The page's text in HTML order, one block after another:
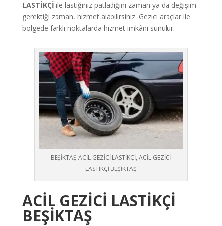
LASTİKÇİ ile lastiğiniz patladığını zaman ya da değişim
gerektiği zaman, hizmet alabilirsiniz. Gezici araçlar ile
bölgede farklı noktalarda hizmet imkânı sunulur.
BEŞİKTAŞ ACİL GEZİCİ LASTİKÇİ, ACİL GEZİCİ
LASTİKÇİ BEŞİKTAŞ
ACİL GEZİCİ LASTİKÇİ
BEŞİKTAŞ